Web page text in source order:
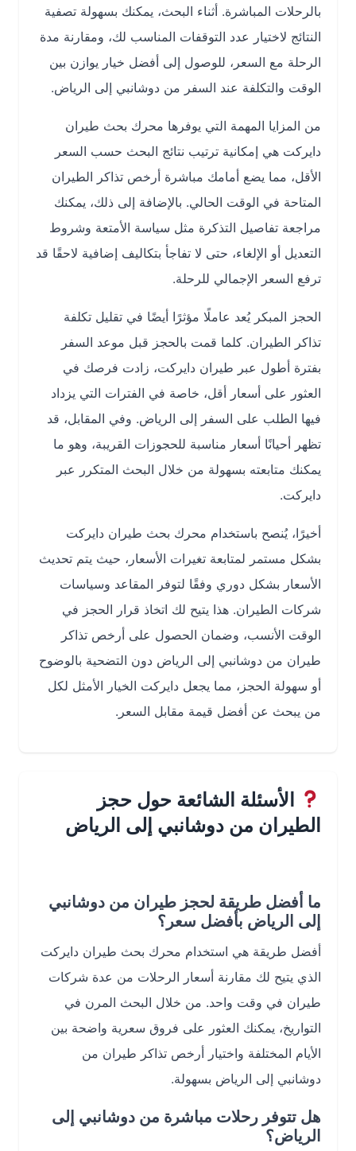
بالرحلات المباشرة. أثناء البحث، يمكنك بسهولة تصفية
النتائج لاختيار عدد التوقفات المناسب لك، ومقارنة مدة
الرحلة مع السعر، للوصول إلى أفضل خيار يوازن بين
الوقت والتكلفة عند السفر من دوشانبي إلى الرياض.
من المزايا المهمة التي يوفرها محرك بحث طيران
دايركت هي إمكانية ترتيب نتائج البحث حسب السعر
الأقل، مما يضع أمامك مباشرة أرخص تذاكر الطيران
المتاحة في الوقت الحالي. بالإضافة إلى ذلك، يمكنك
مراجعة تفاصيل التذكرة مثل سياسة الأمتعة وشروط
التعديل أو الإلغاء، حتى لا تفاجأ بتكاليف إضافية لاحقًا قد
ترفع السعر الإجمالي للرحلة.
الحجز المبكر يُعد عاملًا مؤثرًا أيضًا في تقليل تكلفة
تذاكر الطيران. كلما قمت بالحجز قبل موعد السفر
بفترة أطول عبر طيران دايركت، زادت فرصك في
العثور على أسعار أقل، خاصة في الفترات التي يزداد
فيها الطلب على السفر إلى الرياض. وفي المقابل، قد
تظهر أحيانًا أسعار مناسبة للحجوزات القريبة، وهو ما
يمكنك متابعته بسهولة من خلال البحث المتكرر عبر
دايركت.
أخيرًا، يُنصح باستخدام محرك بحث طيران دايركت
بشكل مستمر لمتابعة تغيرات الأسعار، حيث يتم تحديث
الأسعار بشكل دوري وفقًا لتوفر المقاعد وسياسات
شركات الطيران. هذا يتيح لك اتخاذ قرار الحجز في
الوقت الأنسب، وضمان الحصول على أرخص تذاكر
طيران من دوشانبي إلى الرياض دون التضحية بالوضوح
أو سهولة الحجز، مما يجعل دايركت الخيار الأمثل لكل
من يبحث عن أفضل قيمة مقابل السعر.
الأسئلة الشائعة حول حجز
الطيران من دوشانبي إلى الرياض
ما أفضل طريقة لحجز طيران من دوشانبي
إلى الرياض بأفضل سعر؟
أفضل طريقة هي استخدام محرك بحث طيران دايركت
الذي يتيح لك مقارنة أسعار الرحلات من عدة شركات
طيران في وقت واحد. من خلال البحث المرن في
التواريخ، يمكنك العثور على فروق سعرية واضحة بين
الأيام المختلفة واختيار أرخص تذاكر طيران من
دوشانبي إلى الرياض بسهولة.
هل تتوفر رحلات مباشرة من دوشانبي إلى
الرياض؟